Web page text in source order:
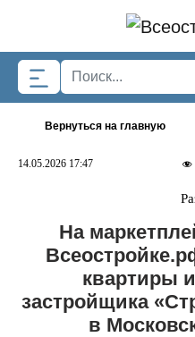
Вернуться на главную
14.05.2026 17:47
На
квартиры
застройщика
в